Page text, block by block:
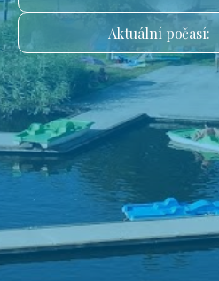
Aktuální počasí: